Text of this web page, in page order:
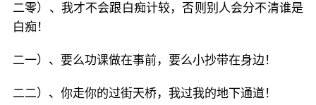
二零）、我才不会跟白痴计较，否则别人会分不清谁是
白痴！
二一）、要么功课做在事前，要么小抄带在身边！
二二）、你走你的过街天桥，我过我的地下通道！